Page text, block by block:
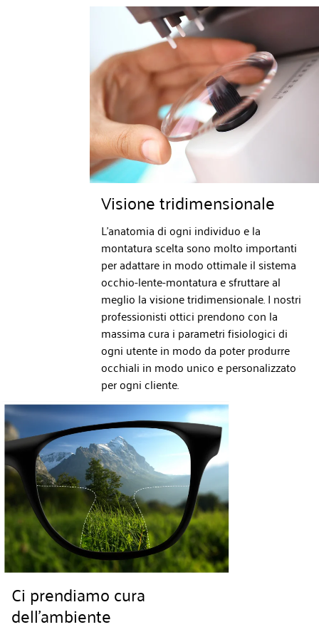
Visione tridimensionale
L'anatomia di ogni individuo e la
montatura scelta sono molto importanti
per adattare in modo ottimale il sistema
occhio-lente-montatura e sfruttare al
meglio la visione tridimensionale. I nostri
professionisti ottici prendono con la
massima cura i parametri fisiologici di
ogni utente in modo da poter produrre
occhiali in modo unico e personalizzato
per ogni cliente.
Ci prendiamo cura
dell'ambiente